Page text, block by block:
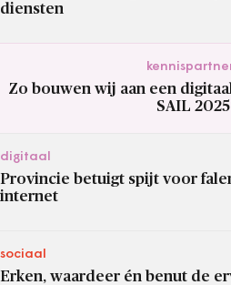
diensten
Zo bouwen wij aan een
SAIL 2025
digitaal
Provincie betuigt spijt voor
internet
sociaal
Erken, waardeer én benut de